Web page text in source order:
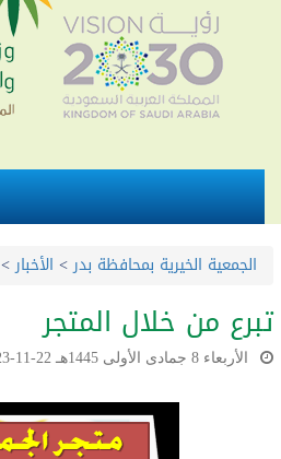
الجمعية الخيرية بمحافظة بدر> الأخبار>
تبرع من خلال المتجر
الأربعاء 8 جمادى الأولى 1445هـ 22-11-2023م